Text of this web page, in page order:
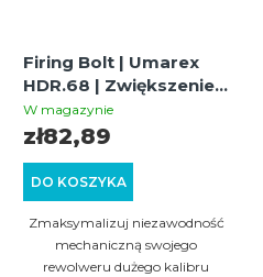
Firing Bolt | Umarex
HDR.68 | Zwiększenie i
Optymalizacja Mocy
W magazynie
DO KOSZYKA
zł82,89
Zmaksymalizuj niezawodność
mechaniczną swojego
rewolweru dużego kalibru